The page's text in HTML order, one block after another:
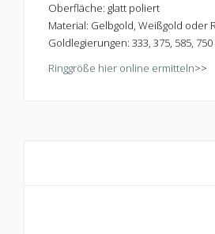
Oberfläche: glatt poliert
Material: Gelbgold, Weißgold oder
Goldlegierungen: 333, 375, 585, 750
Ringgröße hier online ermitteln>>